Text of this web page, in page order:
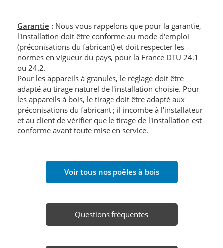
Garantie : Nous vous rappelons que pour la garantie,
l'installation doit être conforme au mode d'emploi
(préconisations du fabricant) et doit respecter les
normes en vigueur du pays, pour la France DTU 24.1
ou 24.2.
Pour les appareils à granulés, le réglage doit être
adapté au tirage naturel de l'installation choisie. Pour
les appareils à bois, le tirage doit être adapté aux
préconisations du fabricant ; il incombe à l'installateur
et au client de vérifier que le tirage de l'installation est
conforme avant toute mise en service.
Voir tous nos poêles à bois
Questions fréquentes